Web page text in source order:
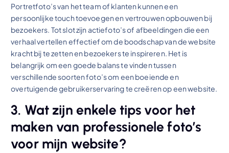
Portretfoto’s van het team of klanten kunnen een
persoonlijke touch toevoegen en vertrouwen opbouwen bij
bezoekers. Tot slot zijn actiefoto’s of afbeeldingen die een
verhaal vertellen effectief om de boodschap van de website
kracht bij te zetten en bezoekers te inspireren. Het is
belangrijk om een goede balans te vinden tussen
verschillende soorten foto’s om een boeiende en
overtuigende gebruikerservaring te creëren op een website.
3. Wat zijn enkele tips voor het
maken van professionele foto’s
voor mijn website?